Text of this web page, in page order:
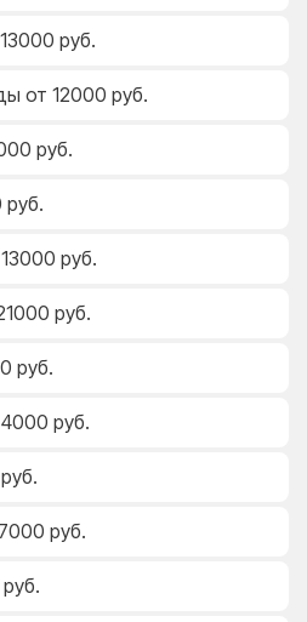
руб.
от 12000 руб.
руб.
руб.
руб.
руб.
руб.
руб.
руб.